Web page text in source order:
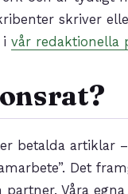
skriver
vår redaktionella
betalda artiklar –
Det
Våra egna